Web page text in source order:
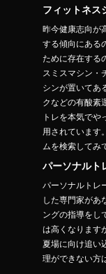
フィットネス
昨今健康志向が
する傾向にある
ために存在する
スミスマシン・
シンが置いてあ
クなどの有酸素
トレを本気でや
用されています
ムを検索してみ
パーソナルト
パーソナルトレ
した専門家があ
ングの指導をし
は高くなります
夏場に向け追い
理ができない方